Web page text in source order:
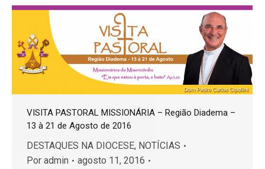
VISITA PASTORAL MISSIONÁRIA – Região Diadema –
13 à 21 de Agosto de 2016
DESTAQUES NA DIOCESE, NOTÍCIAS
Por admin
agosto 11, 2016